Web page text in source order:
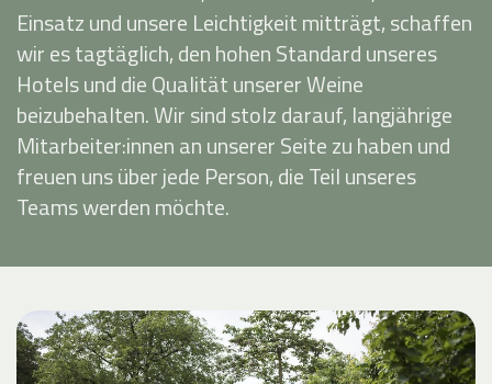
Einsatz und unsere Leichtigkeit mitträgt, schaffen
wir es tagtäglich, den hohen Standard unseres
Hotels und die Qualität unserer Weine
beizubehalten. Wir sind stolz darauf, langjährige
Mitarbeiter:innen an unserer Seite zu haben und
freuen uns über jede Person, die Teil unseres
Teams werden möchte.